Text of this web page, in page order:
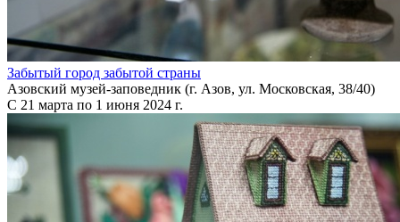
Забытый город забытой страны
Азовский музей-заповедник (г. Азов, ул. Московская, 38/40)
С 21 марта по 1 июня 2024 г.